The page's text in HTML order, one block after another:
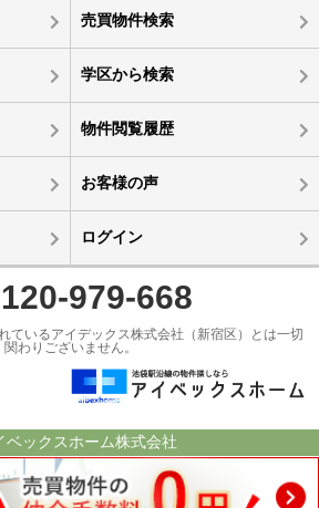
売買物件検索
学区から検索
物件閲覧履歴
お客様の声
ログイン
979-668
ているアイデックス株式会社（新宿区）とは一切
関わりございません。
ベックスホーム株式会社